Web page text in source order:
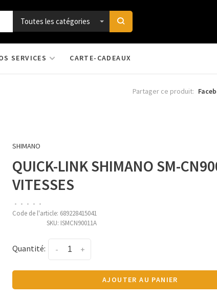
Toutes les catégories
SERVICES CARTE-CADEAUX
Partager ce produit:
SHIMANO
QUICK-LINK SHIMANO SM-
VITESSES
• • • • •
Code de l'article: 689228415041
SKU: ISMCN90011A
Quantité: +
-
AJOUTER AU PANIER